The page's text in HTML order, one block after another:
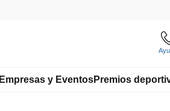
Empresas y EventosPremios